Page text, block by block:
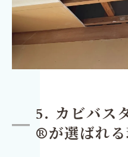
5. カビバス
®が選ばれる